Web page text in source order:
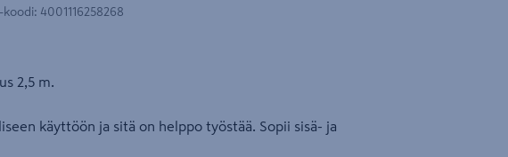
koodi: 4001116258268
2,5 m.
käyttöön ja sitä on helppo työstää. Sopii sisä- ja